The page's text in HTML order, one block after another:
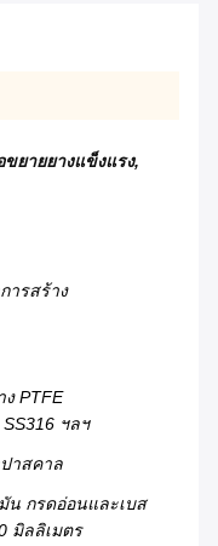
ขยายยางแข็งแรง,
ารสร้าง
PTFE
ฯลฯ
าสคาล
น กรดอ่อนและเบส
มิลลิเมตร